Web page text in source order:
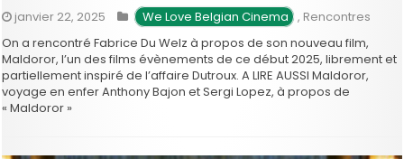
janvier 22, 2025 We Love Belgian Cinema , Rencontres
On a rencontré Fabrice Du Welz à propos de son nouveau film,
Maldoror, l’un des films évènements de ce début 2025, librement et
partiellement inspiré de l’affaire Dutroux. A LIRE AUSSI Maldoror,
voyage en enfer Anthony Bajon et Sergi Lopez, à propos de
« Maldoror »